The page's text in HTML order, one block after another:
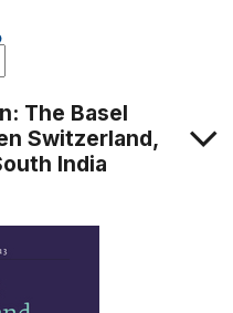
The Basel
Switzerland,
India